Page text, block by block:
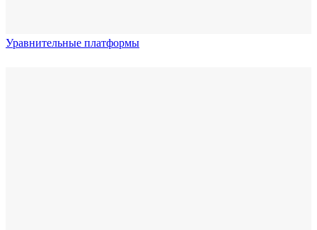
Уравнительные платформы